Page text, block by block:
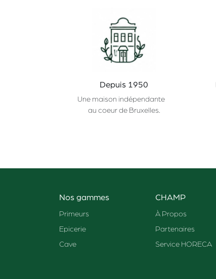
Depuis 1950
Une maison indépendante
au coeur de Bruxelles.
Nos gammes
Primeurs
Epicerie
Cave
CHAMP
À Propos
Partenaires
Service HORECA